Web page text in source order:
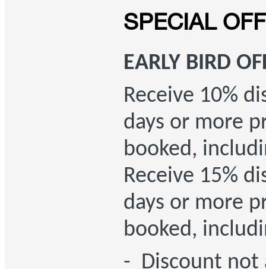
SPECIAL
EARLY BIRD
Receive 10%
days or more
booked,
Receive 15%
days or more
booked,
- Discount not